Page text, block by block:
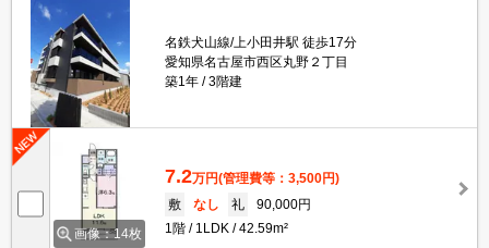
名鉄犬山線/上小田井駅 徒歩17分
愛知県名古屋市西区丸野２丁目
築1年
3階建
画像：14枚
7.2万円(管理費等：3,500円)
敷
なし 礼
90,000円
1階
1LDK 42.59m²